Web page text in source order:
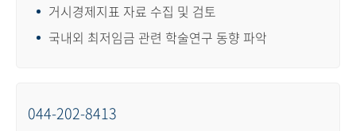
거시경제지표 자료 수집 및 검토
국내외 최저임금 관련 학술연구 동향 파악
044-202-8413